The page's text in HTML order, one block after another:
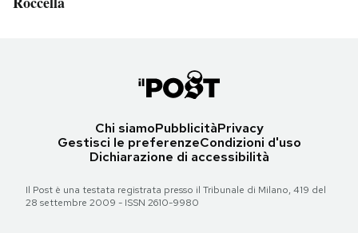
Chi siamoPubblicitàPrivacy
Gestisci le preferenzeCondizioni d'uso
Dichiarazione di accessibilità
Il Post è una testata registrata presso il Tribunale di Milano, 419 del
28 settembre 2009 - ISSN 2610-9980